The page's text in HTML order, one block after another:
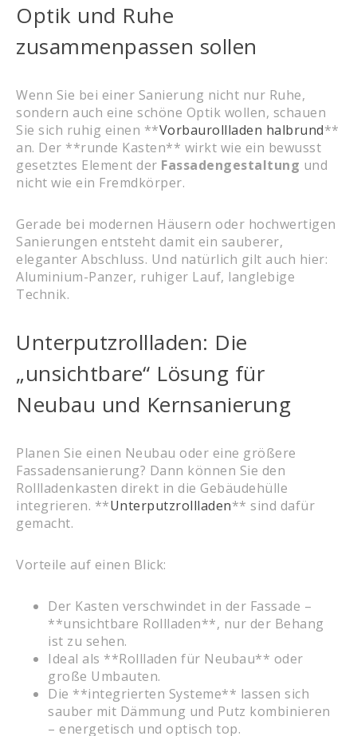
Optik und Ruhe
zusammenpassen sollen
Wenn Sie bei einer Sanierung nicht nur Ruhe,
sondern auch eine schöne Optik wollen, schauen
Sie sich ruhig einen **Vorbaurollladen halbrund**
an. Der **runde Kasten** wirkt wie ein bewusst
gesetztes Element der Fassadengestaltung und
nicht wie ein Fremdkörper.
Gerade bei modernen Häusern oder hochwertigen
Sanierungen entsteht damit ein sauberer,
eleganter Abschluss. Und natürlich gilt auch hier:
Aluminium-Panzer, ruhiger Lauf, langlebige
Technik.
Unterputzrollladen: Die
„unsichtbare“ Lösung für
Neubau und Kernsanierung
Planen Sie einen Neubau oder eine größere
Fassadensanierung? Dann können Sie den
Rollladenkasten direkt in die Gebäudehülle
integrieren. **Unterputzrollladen** sind dafür
gemacht.
Vorteile auf einen Blick:
Der Kasten verschwindet in der Fassade –
**unsichtbare Rollladen**, nur der Behang
ist zu sehen.
Ideal als **Rollladen für Neubau** oder
große Umbauten.
Die **integrierten Systeme** lassen sich
sauber mit Dämmung und Putz kombinieren
– energetisch und optisch top.